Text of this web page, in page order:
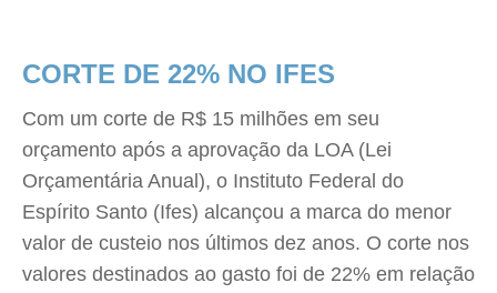
CORTE DE 22% NO IFES
Com um corte de R$ 15 milhões em seu
orçamento após a aprovação da LOA (Lei
Orçamentária Anual), o Instituto Federal do
Espírito Santo (Ifes) alcançou a marca do menor
valor de custeio nos últimos dez anos. O corte nos
valores destinados ao gasto foi de 22% em relação